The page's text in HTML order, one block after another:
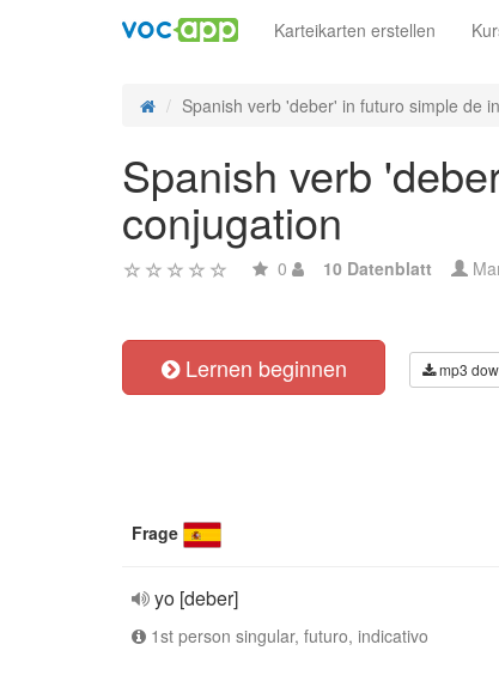
Karteikarten erstellen
Spanish verb 'deber' in futuro simple de
Spanish verb
conjugation
0 10 Datenblatt
Lernen beginnen mp3
Frage
yo [deber]
1st person singular, futuro, indicativo